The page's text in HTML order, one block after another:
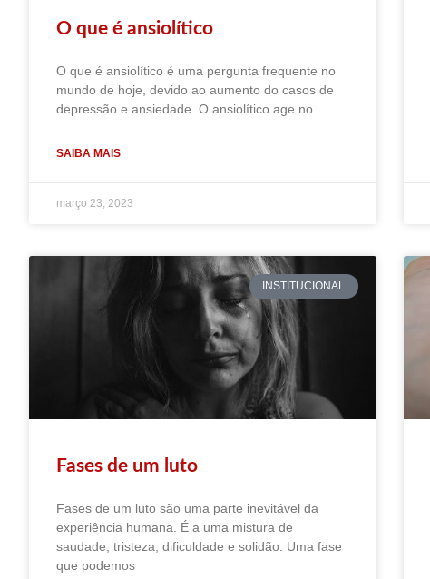
O que é ansiolítico
O que é ansiolítico é uma pergunta frequente no
mundo de hoje, devido ao aumento do casos de
depressão e ansiedade. O ansiolítico age no
SAIBA MAIS
março 23, 2023
INSTITUCIONAL
Fases de um luto
Fases de um luto são uma parte inevitável da
experiência humana. É a uma mistura de
saudade, tristeza, dificuldade e solidão. Uma fase
que podemos